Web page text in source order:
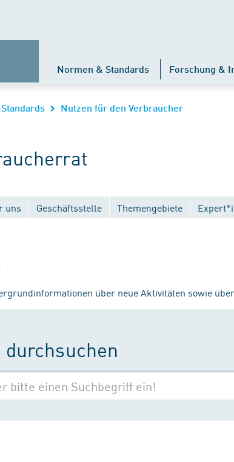
Normen & Standards Forschung &
Nutzen für den Verbraucher
uns Geschäftsstelle Themengebiete
über neue Aktivitäten sowie